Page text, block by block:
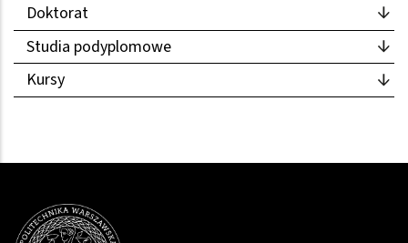
Doktorat
Studia podyplomowe
Kursy